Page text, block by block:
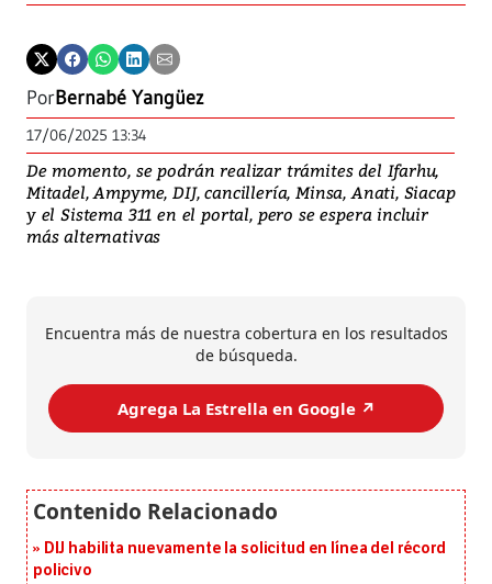
PorBernabé Yangüez
17/06/2025 13:34
De momento, se podrán realizar trámites del Ifarhu,
Mitadel, Ampyme, DIJ, cancillería, Minsa, Anati, Siacap
y el Sistema 311 en el portal, pero se espera incluir
más alternativas
Encuentra más de nuestra cobertura en los resultados
de búsqueda.
Agrega La Estrella en Google ↗️
DIJ habilita nuevamente la solicitud en línea del récord
policivo